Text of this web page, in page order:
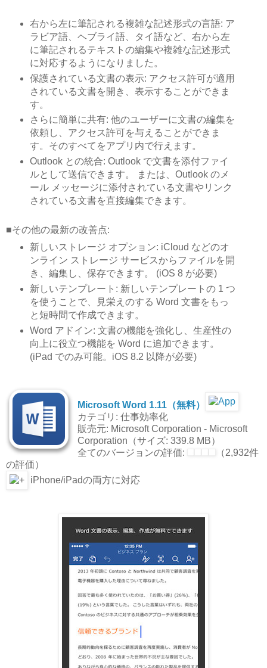
右から左に筆記される複雑な記述形式の言語: ア
ラビア語、ヘブライ語、タイ語など、右から左
に筆記されるテキストの編集や複雑な記述形式
に対応するようになりました。
保護されている文書の表示: アクセス許可が適用
されている文書を開き、表示することができま
す。
さらに簡単に共有: 他のユーザーに文書の編集を
依頼し、アクセス許可を与えることができま
す。そのすべてをアプリ内で行えます。
Outlook との統合: Outlook で文書を添付ファイ
ルとして送信できます。 または、Outlook のメ
ール メッセージに添付されている文書やリンク
されている文書を直接編集できます。
■その他の最新の改善点:
新しいストレージ オプション: iCloud などのオ
ンライン ストレージ サービスからファイルを開
き、編集し、保存できます。 (iOS 8 が必要)
新しいテンプレート: 新しいテンプレートの 1 つ
を使うことで、見栄えのする Word 文書をもっ
と短時間で作成できます。
Word アドイン: 文書の機能を強化し、生産性の
向上に役立つ機能を Word に追加できます。
(iPad でのみ可能。iOS 8.2 以降が必要)
Microsoft Word 1.11（無料）
カテゴリ: 仕事効率化
販売元: Microsoft Corporation - Microsoft
Corporation（サイズ: 339.8 MB）
全てのバージョンの評価:
（2,932件
の評価）
iPhone/iPadの両方に対応